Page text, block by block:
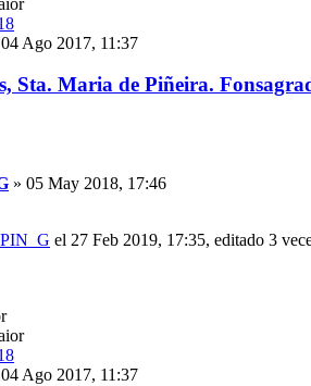
04 Ago 2017, 11:37
Sta. Maria de Piñeira.
» 05 May 2018, 17:46
PIN_G el 27 Feb 2019, 17:35, editado 3
04 Ago 2017, 11:37